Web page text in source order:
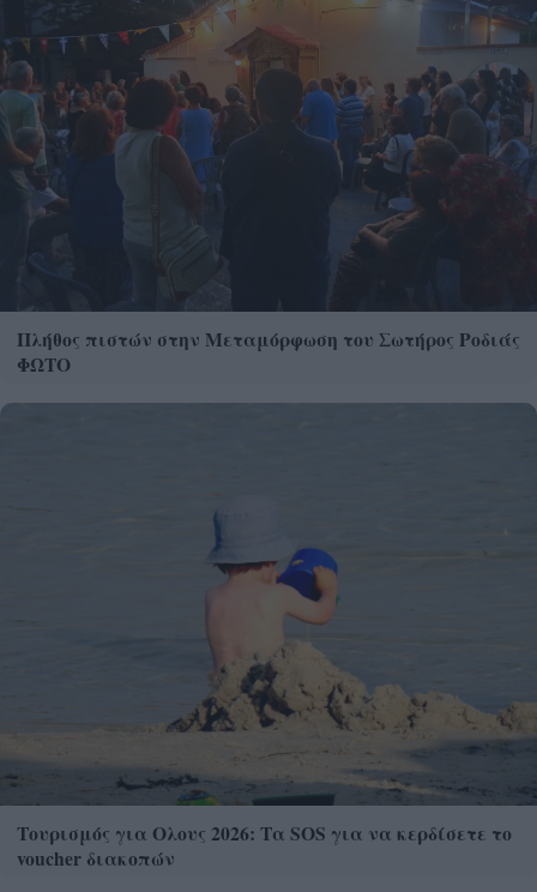
Πλήθος πιστών στην Μεταμόρφωση του Σωτήρος Ροδιάς
ΦΩΤΟ
Τουρισμός για Ολους 2026: Τα SOS για να κερδίσετε το
voucher διακοπών